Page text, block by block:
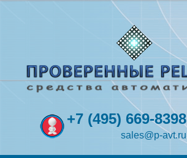
+7 (495) 669-8398
sales@p-avt.ru